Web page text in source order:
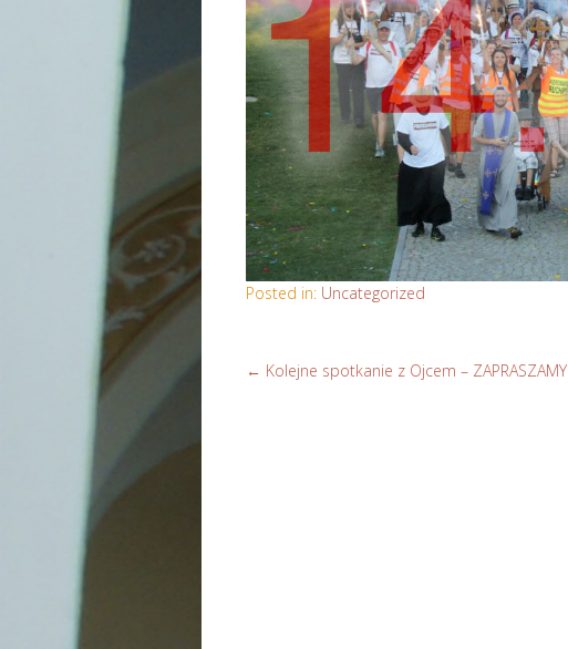
Posted in: Uncategorized
← Kolejne spotkanie z Ojcem – ZAPRASZAMY